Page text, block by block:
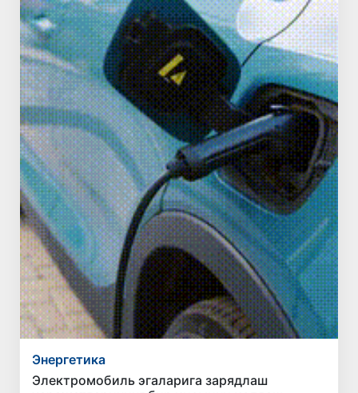
Энергетика
Электромобиль эгаларига зарядлаш